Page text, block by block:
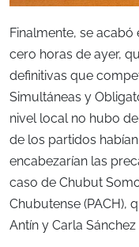
Finalmente, se
cero horas de ayer,
definitivas que
Simultáneas y
nivel local no hubo
de los partidos
encabezarían las
caso de Chubut
Chubutense (PACH),
Antín y Carla